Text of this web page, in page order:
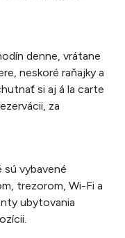
denne, vrátane
neskoré raňajky a
si aj á la carte
za
vybavené
trezorom, Wi-Fi a
ubytovania